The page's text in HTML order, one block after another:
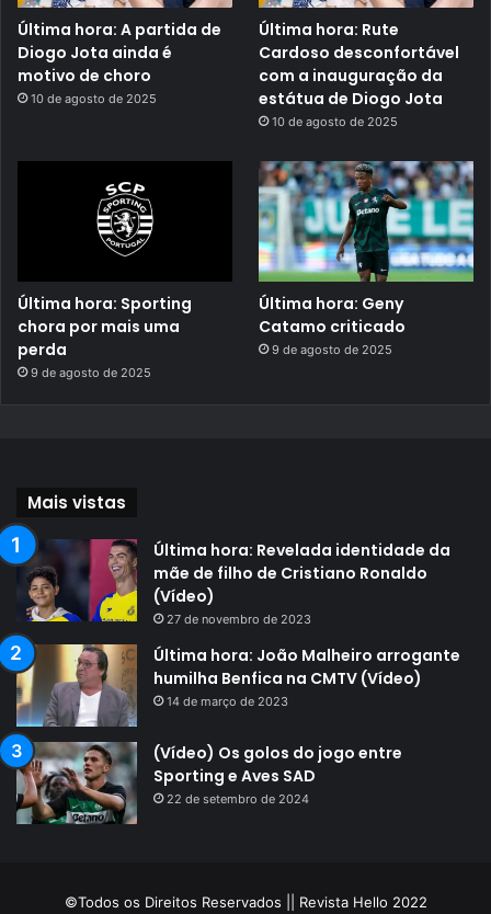
Última hora: A partida de
Diogo Jota ainda é
motivo de choro
10 de agosto de 2025
Última hora: Rute
Cardoso desconfortável
com a inauguração da
estátua de Diogo Jota
10 de agosto de 2025
Última hora: Sporting
chora por mais uma
perda
9 de agosto de 2025
Última hora: Geny
Catamo criticado
9 de agosto de 2025
Mais vistas
Última hora: Revelada identidade da
mãe de filho de Cristiano Ronaldo
(Vídeo)
27 de novembro de 2023
Última hora: João Malheiro arrogante
humilha Benfica na CMTV (Vídeo)
14 de março de 2023
(Vídeo) Os golos do jogo entre
Sporting e Aves SAD
22 de setembro de 2024
©Todos os Direitos Reservados || Revista Hello 2022